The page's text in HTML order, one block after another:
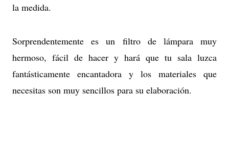
la medida.
Sorprendentemente es un filtro de lámpara muy
hermoso, fácil de hacer y hará que tu sala luzca
fantásticamente encantadora y los materiales que
necesitas son muy sencillos para su elaboración.